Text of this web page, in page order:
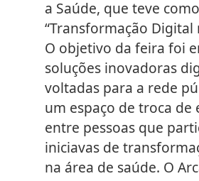
a Saúde, que teve
“Transformação Digital
O objetivo da feira foi
soluções inovadoras
voltadas para a rede
um espaço de troca de
entre pessoas que
iniciavas de
na área de saúde. O